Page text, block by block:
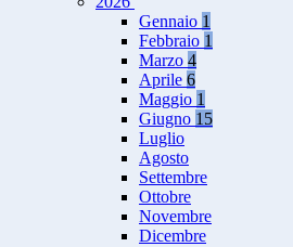
Gennaio 1
Febbraio 1
Marzo 4
Aprile 6
Maggio 1
Giugno 15
Luglio
Agosto
Settembre
Ottobre
Novembre
Dicembre